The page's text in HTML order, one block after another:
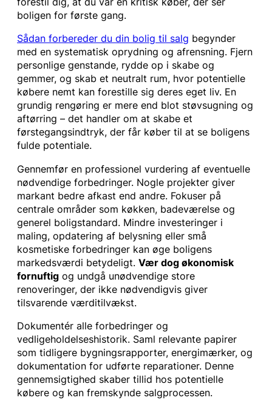
boligen for første gang.
Sådan forbereder du din bolig til salg begynder
med en systematisk oprydning og afrensning. Fjern
personlige genstande, rydde op i skabe og
gemmer, og skab et neutralt rum, hvor potentielle
købere nemt kan forestille sig deres eget liv. En
grundig rengøring er mere end blot støvsugning og
aftørring – det handler om at skabe et
førstegangsindtryk, der får køber til at se boligens
fulde potentiale.
Gennemfør en professionel vurdering af eventuelle
nødvendige forbedringer. Nogle projekter giver
markant bedre afkast end andre. Fokuser på
centrale områder som køkken, badeværelse og
generel boligstandard. Mindre investeringer i
maling, opdatering af belysning eller små
kosmetiske forbedringer kan øge boligens
markedsværdi betydeligt. Vær dog økonomisk
fornuftig og undgå unødvendige store
renoveringer, der ikke nødvendigvis giver
tilsvarende værditilvækst.
Dokumentér alle forbedringer og
vedligeholdelseshistorik. Saml relevante papirer
som tidligere bygningsrapporter, energimærker, og
dokumentation for udførte reparationer. Denne
gennemsigtighed skaber tillid hos potentielle
købere og kan fremskynde salgprocessen.